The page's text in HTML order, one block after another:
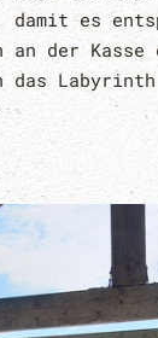
damit es
der
Labyrinth